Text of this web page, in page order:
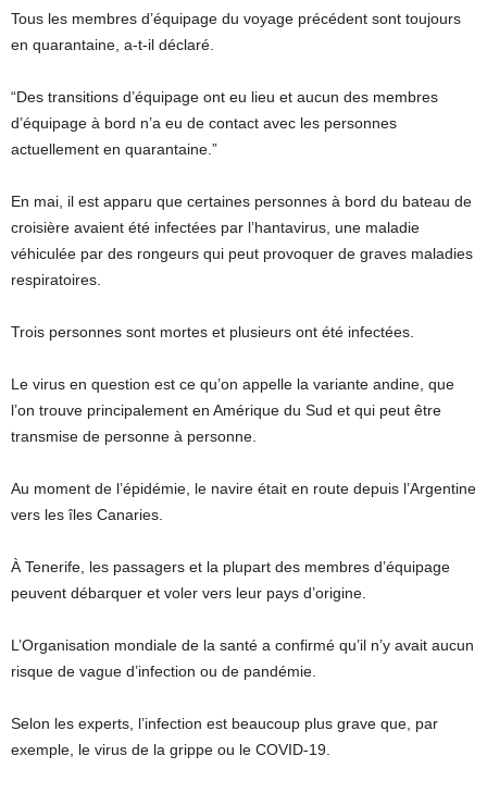
Tous les membres d’équipage du voyage précédent sont toujours
en quarantaine, a-t-il déclaré.
“Des transitions d’équipage ont eu lieu et aucun des membres
d’équipage à bord n’a eu de contact avec les personnes
actuellement en quarantaine.”
En mai, il est apparu que certaines personnes à bord du bateau de
croisière avaient été infectées par l’hantavirus, une maladie
véhiculée par des rongeurs qui peut provoquer de graves maladies
respiratoires.
Trois personnes sont mortes et plusieurs ont été infectées.
Le virus en question est ce qu’on appelle la variante andine, que
l’on trouve principalement en Amérique du Sud et qui peut être
transmise de personne à personne.
Au moment de l’épidémie, le navire était en route depuis l’Argentine
vers les îles Canaries.
À Tenerife, les passagers et la plupart des membres d’équipage
peuvent débarquer et voler vers leur pays d’origine.
L’Organisation mondiale de la santé a confirmé qu’il n’y avait aucun
risque de vague d’infection ou de pandémie.
Selon les experts, l’infection est beaucoup plus grave que, par
exemple, le virus de la grippe ou le COVID-19.